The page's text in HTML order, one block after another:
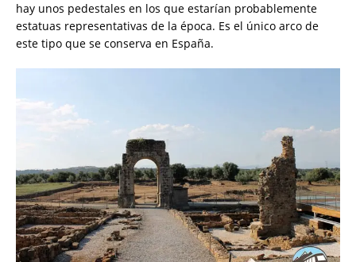
hay unos pedestales en los que estarían probablemente
estatuas representativas de la época. Es el único arco de
este tipo que se conserva en España.